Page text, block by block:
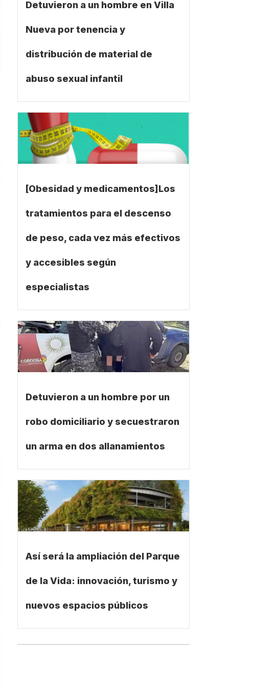
Detuvieron a un hombre en Villa
Nueva por tenencia y
distribución de material de
abuso sexual infantil
[Obesidad y medicamentos]Los
tratamientos para el descenso
de peso, cada vez más efectivos
y accesibles según
especialistas
Detuvieron a un hombre por un
robo domiciliario y secuestraron
un arma en dos allanamientos
Así será la ampliación del Parque
de la Vida: innovación, turismo y
nuevos espacios públicos